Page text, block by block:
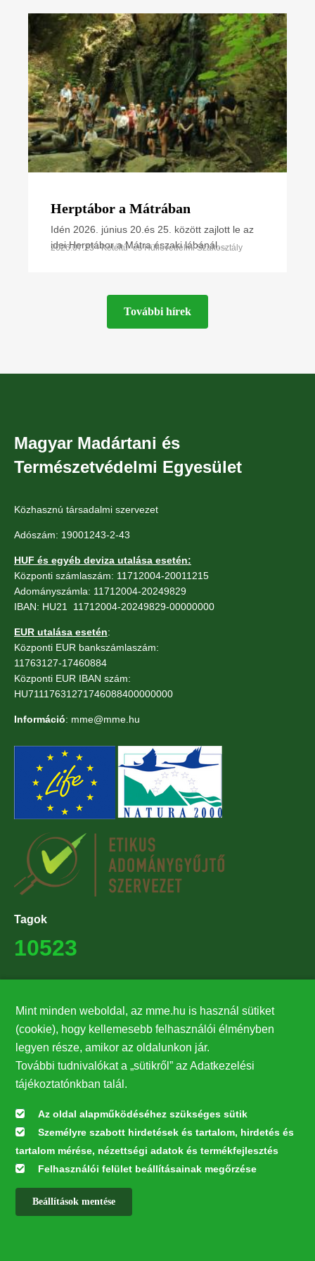
Herptábor a Mátrában
Idén 2026. június 20.és 25. között zajlott le az
idei Herptábor a Mátra északi lábánál
2026.07.23 • Kétéltű- és Hüllővédelmi Szakosztály
További hírek
Magyar Madártani és
Természetvédelmi Egyesület
Közhasznú társadalmi szervezet
Adószám: 19001243-2-43
HUF és egyéb deviza utalása esetén:
Központi számlaszám: 11712004-20011215
Adományszámla: 11712004-20249829
IBAN: HU21 11712004-20249829-00000000
EUR utalása esetén:
Központi EUR bankszámlaszám:
11763127-17460884
Központi EUR IBAN szám:
HU71117631271746088400000000
Információ: mme@mme.hu
Tagok
10523
27224
Hírlevél feliratkozás
Értesüljön elsőként legfrissebb híreinkről, eseményeinkről!
Feliratkozás
Mint minden weboldal, az mme.hu is használ sütiket
(cookie), hogy kellemesebb felhasználói élményben
legyen része, amikor az oldalunkon jár.
További tudnivalókat a „sütikről” az Adatkezelési
tájékoztatónkban talál.
Az oldal alapműködéséhez szükséges sütik
Személyre szabott hirdetések és tartalom, hirdetés és
tartalom mérése, nézettségi adatok és termékfejlesztés
Felhasználói felület beállításainak megőrzése
Beállítások mentése